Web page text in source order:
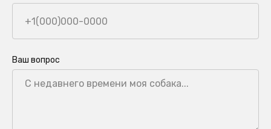
Ваш вопрос